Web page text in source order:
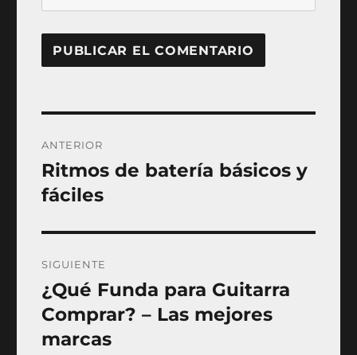
de
entradas
ANTERIOR
Entrada
anterior:
Ritmos de batería básicos y
fáciles
SIGUIENTE
Entrada
siguiente:
¿Qué Funda para Guitarra
Comprar? – Las mejores
marcas